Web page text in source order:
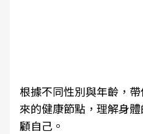
根據不同性別與年齡，
來的健康節點，理解身
顧自己。